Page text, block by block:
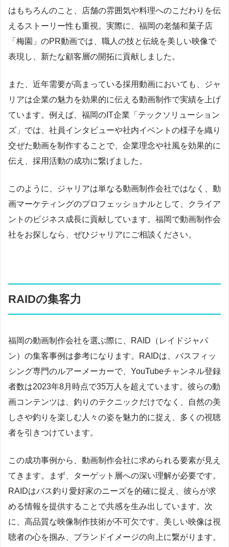
はもちろんのこと、店舗の雰囲気や料理へのこだわりを伝
えるストーリー性も重視。実際に、福岡の老舗和菓子店
「梅園」のPR動画では、職人の技と伝統を美しい映像で
表現し、新たな顧客層の開拓に貢献しました。
また、近年需要が高まっている採用動画においても、ジャ
リアは企業の魅力を効果的に伝える動画制作で実績を上げ
ています。例えば、福岡のIT企業「テックソリューション
ズ」では、社員インタビューや社内イベントの様子を織り
交ぜた動画を制作することで、企業理念や社風を効果的に
伝え、採用活動の成功に繋げました。
このように、ジャリアは単なる動画制作会社ではなく、動
画マーケティングのプロフェッショナルとして、クライア
ントのビジネス成長に貢献しています。福岡で動画制作会
社をお探しなら、ぜひジャリアにご相談ください。
RAIDの集客力
福岡の動画制作会社を選ぶ際に、RAID（レイドジャパ
ン）の集客事例は参考になります。RAIDは、バスフィッ
シング専門のルアーメーカーで、YouTubeチャンネル登録
者数は2023年8月時点で35万人を超えています。彼らの動
画コンテンツは、釣りのテクニックだけでなく、自然の美
しさや釣りを楽しむ人々の姿を魅力的に捉え、多くの視聴
者を引きつけています。
この成功事例から、動画制作会社に求められる要素が見え
てきます。まず、ターゲット層への深い理解が必要です。
RAIDはバス釣り愛好家のニーズを的確に捉え、彼らが求
める情報を提供することで共感を生み出しています。次
に、高品質な映像制作技術が不可欠です。美しい映像は視
聴者の心を掴み、ブランドイメージの向上に繋がります。